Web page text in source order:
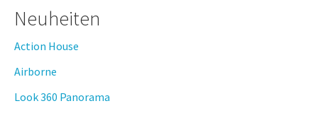
Neuheiten
Action House
Airborne
Look 360 Panorama